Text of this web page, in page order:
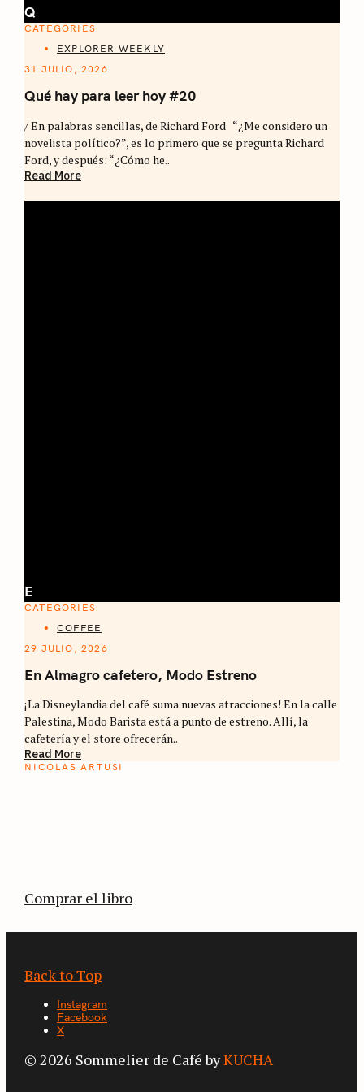
Q
CATEGORIES
EXPLORER WEEKLY
31 JULIO, 2026
Qué hay para leer hoy #20
/ En palabras sencillas, de Richard Ford “¿Me considero un
novelista político?”, es lo primero que se pregunta Richard
Ford, y después: “¿Cómo he..
Read More
E
CATEGORIES
COFFEE
29 JULIO, 2026
En Almagro cafetero, Modo Estreno
¡La Disneylandia del café suma nuevas atracciones! En la calle
Palestina, Modo Barista está a punto de estreno. Allí, la
cafetería y el store ofrecerán..
Read More
NICOLAS ARTUSI
Comprar el libro
Back to Top
Instagram
Facebook
X
© 2026 Sommelier de Café byKUCHA